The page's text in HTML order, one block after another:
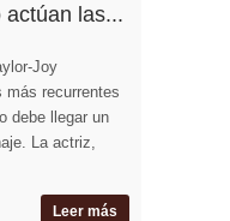
las...
Joy
más recurrentes
debe llegar un
La actriz,
Leer más